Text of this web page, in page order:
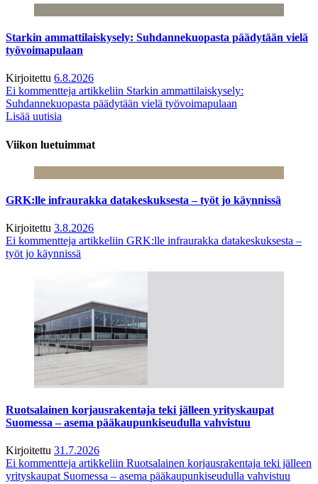
Starkin ammattilaiskysely: Suhdannekuopasta päädytään vielä
työvoimapulaan
Kirjoitettu 6.8.2026
Ei kommentteja artikkeliin Starkin ammattilaiskysely:
Suhdannekuopasta päädytään vielä työvoimapulaan
Lisää uutisia
Viikon luetuimmat
GRK:lle infraurakka datakeskuksesta – työt jo käynnissä
Kirjoitettu 3.8.2026
Ei kommentteja artikkeliin GRK:lle infraurakka datakeskuksesta –
työt jo käynnissä
Ruotsalainen korjausrakentaja teki jälleen yrityskaupat
Suomessa – asema pääkaupunkiseudulla vahvistuu
Kirjoitettu 31.7.2026
Ei kommentteja artikkeliin Ruotsalainen korjausrakentaja teki jälleen
yrityskaupat Suomessa – asema pääkaupunkiseudulla vahvistuu